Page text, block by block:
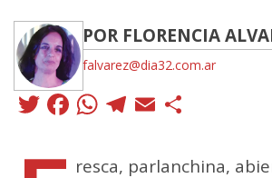
POR FLORENCIA
falvarez@dia32.com.ar
Twitter
Facebook
WhatsApp
Telegram
Email
resca, parlanchina,